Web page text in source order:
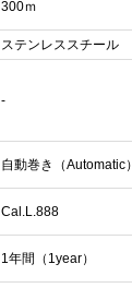
300ｍ
ステンレススチール
-
自動巻き（Automatic）
Cal.L.888
1年間（1year）